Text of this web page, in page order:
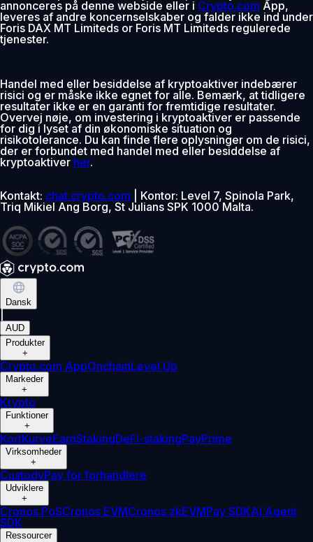
annonceres på denne webside eller i Crypto.com App,
leveres af andre koncernselskaber og falder ikke ind under
Foris DAX MT Limiteds or Foris MT Limiteds regulerede
tjenester.
Handel med eller besiddelse af kryptoaktiver indebærer
risici og er måske ikke egnet for alle. Bemærk, at tidligere
resultater ikke er en garanti for fremtidige resultater.
Overvej nøje, om investering i kryptoaktiver er passende
for dig i lyset af din økonomiske situation og
risikotolerance. Du kan finde flere oplysninger om de risici,
der er forbundet med handel med eller besiddelse af
kryptoaktiver her.
Kontakt: chat.crypto.com | Kontor: Level 7, Spinola Park,
Triq Mikiel Ang Borg, St Julians SPK 1000 Malta.
Dansk
AUD
Produkter
+
Crypto.com AppOnchainLevel Up
Markeder
+
Krypto
Funktioner
+
KortKurveEarnStakingDeFi-stakingPayPrime
Virksomheder
+
CustodyPay for forhandlere
Udviklere
+
Cronos PoSCronos EVMCronos zkEVMPay SDKAI Agent
SDK
Ressourcer